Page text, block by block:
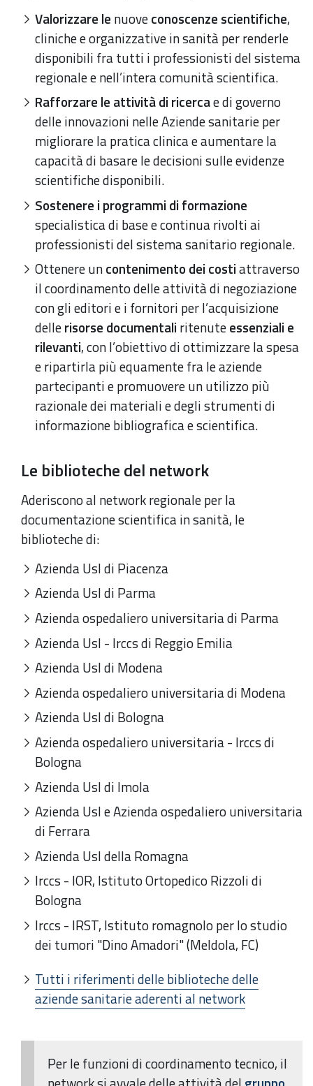
Valorizzare le nuoveconoscenze scientifiche,
cliniche e organizzative in sanità per renderle
disponibili fra tutti i professionisti del sistema
regionale e nell’intera comunità scientifica.
Rafforzare le attività di ricercae di governo
delle innovazioni nelle Aziende sanitarie per
migliorare la pratica clinica e aumentare la
capacità di basare le decisioni sulle evidenze
scientifiche disponibili.
Sostenere i programmi di formazione
specialistica di base e continua rivolti ai
professionisti del sistema sanitario regionale.
Ottenere uncontenimento dei costiattraverso
il coordinamento delle attività di negoziazione
con gli editori e i fornitori per l’acquisizione
dellerisorse documentali ritenuteessenziali e
rilevanti, con l’obiettivo di ottimizzare la spesa
e ripartirla più equamente fra le aziende
partecipanti e promuovere un utilizzo più
razionale dei materiali e degli strumenti di
informazione bibliografica e scientifica.
Le biblioteche del network
Aderiscono al network regionale per la
documentazione scientifica in sanità, le
biblioteche di:
Azienda Usl di Piacenza
Azienda Usl di Parma
Azienda ospedaliero universitaria di Parma
Azienda Usl - Irccs di Reggio Emilia
Azienda Usl di Modena
Azienda ospedaliero universitaria di Modena
Azienda Usl di Bologna
Azienda ospedaliero universitaria - Irccs di
Bologna
Azienda Usl di Imola
Azienda Usl e Azienda ospedaliero universitaria
di Ferrara
Azienda Usl della Romagna
Irccs - IOR, Istituto Ortopedico Rizzoli di
Bologna
Irccs - IRST, Istituto romagnolo per lo studio
dei tumori "Dino Amadori" (Meldola, FC)
Tutti i riferimenti delle biblioteche delle
aziende sanitarie aderenti al network
Per le funzioni di coordinamento tecnico, il